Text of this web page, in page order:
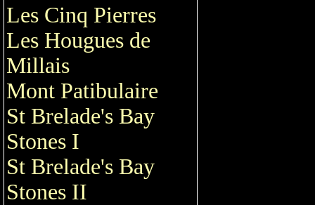
Les Cinq Pierres
Les Hougues de
Millais
Mont Patibulaire
St Brelade's Bay
Stones I
St Brelade's Bay
Stones II